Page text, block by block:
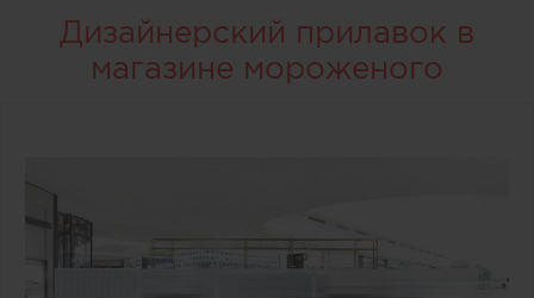
Дизайнерский прилавок в
магазине мороженого